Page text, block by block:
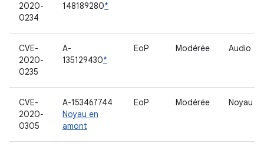
2020-
0234
148189280*
CVE-
2020-
0235
A-
135129430*
EoP Modérée Audio
CVE-
2020-
0305
A-153467744
Noyau en
amont
EoP Modérée Noyau